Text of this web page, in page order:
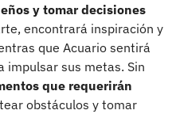
y tomar decisiones
encontrará inspiración y
que Acuario sentirá
impulsar sus metas. Sin
que requerirán
obstáculos y tomar